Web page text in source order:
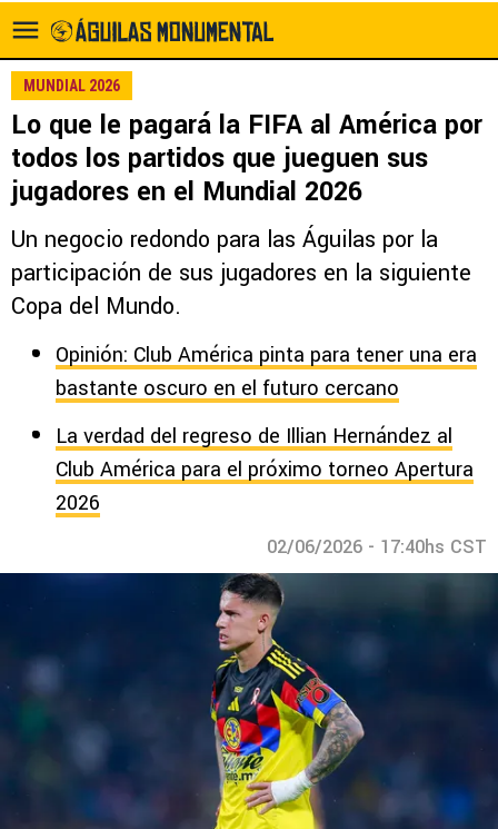
MUNDIAL 2026
Lo que le pagará la FIFA al América por
todos los partidos que jueguen sus
jugadores en el Mundial 2026
Un negocio redondo para las Águilas por la
participación de sus jugadores en la siguiente
Copa del Mundo.
Opinión: Club América pinta para tener una era
bastante oscuro en el futuro cercano
La verdad del regreso de Illian Hernández al
Club América para el próximo torneo Apertura
2026
02/06/2026 - 17:40hs CST